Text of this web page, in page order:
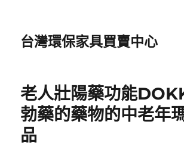
台灣環保家具買賣中心
老人壯陽藥功能
勃藥的藥物的中老年
品